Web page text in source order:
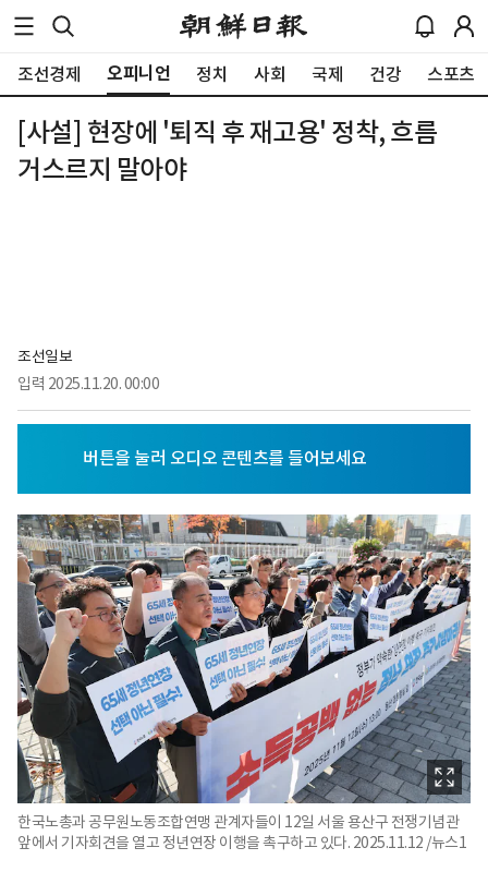
조선경제 오피니언 정치 사회 국제 건강 스포츠
[사설] 현장에 '퇴직 후 재고용' 정착, 흐름
거스르지 말아야
조선일보
입력 2025.11.20. 00:00
한국노총과 공무원노동조합연맹 관계자들이 12일 서울 용산구 전쟁기념관
앞에서 기자회견을 열고 정년연장 이행을 촉구하고 있다. 2025.11.12 /뉴스1